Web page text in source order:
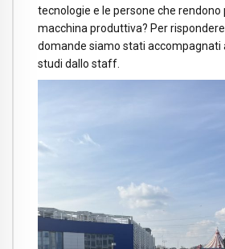
tecnologie e le persone che rendono
macchina produttiva? Per
domande siamo stati accompagnati
studi dallo staff.